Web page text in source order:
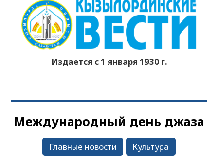
Издается с 1 января 1930 г.
Международный день джаза
Главные новости
Культура